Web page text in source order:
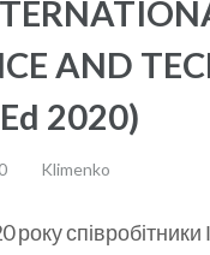
AND
2020)
Klimenko
року